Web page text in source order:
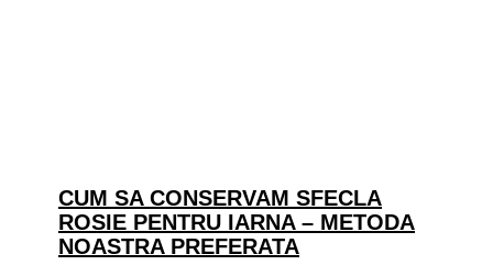
CUM SA CONSERVAM SFECLA
ROSIE PENTRU IARNA – METODA
NOASTRA PREFERATA